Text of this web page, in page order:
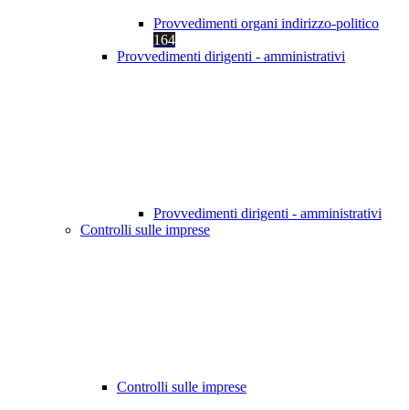
Provvedimenti organi indirizzo-politico
164
Provvedimenti dirigenti - amministrativi
Provvedimenti dirigenti - amministrativi
Controlli sulle imprese
Controlli sulle imprese